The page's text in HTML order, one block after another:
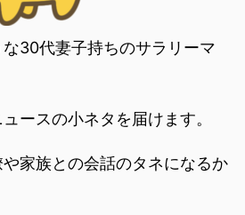
30代妻子持ちのサラリーマ
ースの小ネタを届けます。
家族との会話のタネになるか